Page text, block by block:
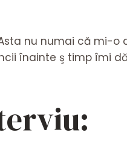
nu numai că mi-o
înainte ş timp îmi